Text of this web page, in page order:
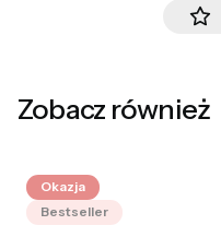
Zobacz również
Okazja
Bestseller